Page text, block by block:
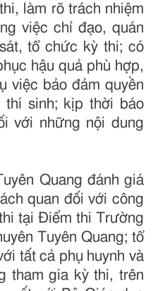
làm rõ trách nhiệm
việc chỉ đạo, quán
tổ chức kỳ thi; có
hậu quả phù hợp,
việc bảo đảm quyền
thí sinh; kịp thời báo
với những nội dung
Quang đánh giá
quan đối với công
tại Điểm thi Trường
Tuyên Quang; tổ
tất cả phụ huynh và
tham gia kỳ thi, trên